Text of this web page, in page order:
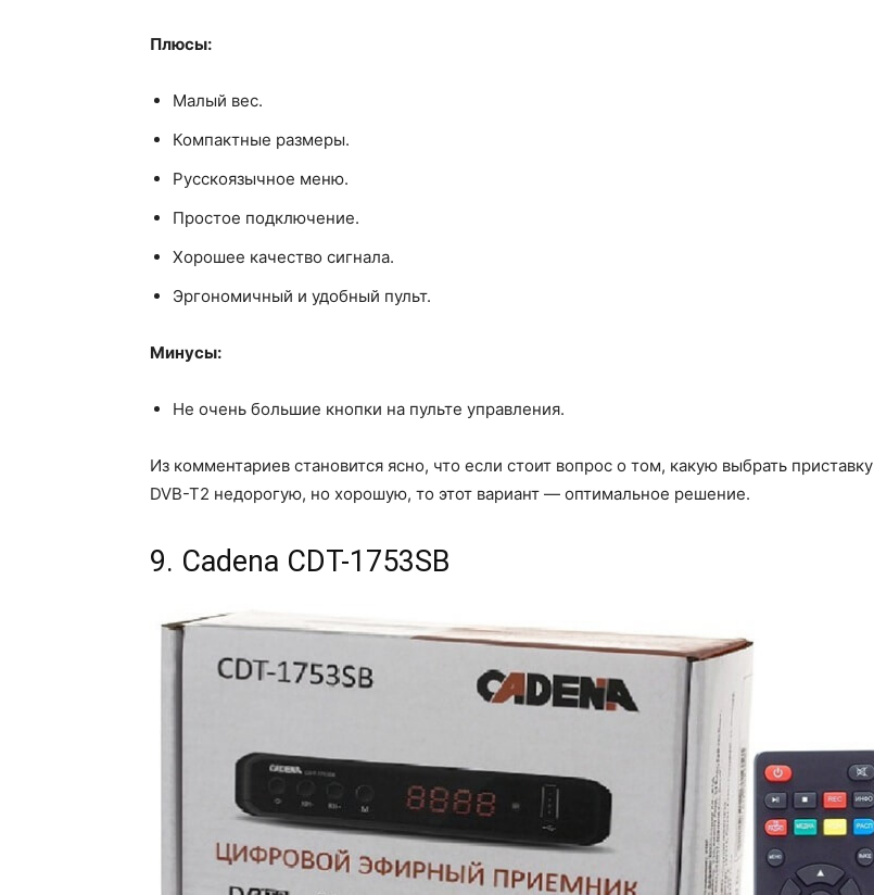
Плюсы:
Малый вес.
Компактные размеры.
Русскоязычное меню.
Простое подключение.
Хорошее качество сигнала.
Эргономичный и удобный пульт.
Минусы:
Не очень большие кнопки на пульте управления.
Из комментариев становится ясно, что если стоит вопрос о том, какую выбрать приставку
DVB-T2 недорогую, но хорошую, то этот вариант — оптимальное решение.
9. Cadena CDT-1753SB